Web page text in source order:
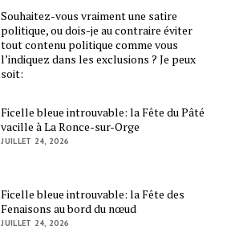
Souhaitez-vous vraiment une satire
politique, ou dois-je au contraire éviter
tout contenu politique comme vous
l’indiquez dans les exclusions ? Je peux
soit:
Ficelle bleue introuvable: la Fête du Pâté
vacille à La Ronce-sur-Orge
JUILLET 24, 2026
Ficelle bleue introuvable: la Fête des
Fenaisons au bord du nœud
JUILLET 24, 2026